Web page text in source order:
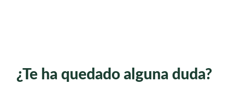
¿Te ha quedado alguna duda?